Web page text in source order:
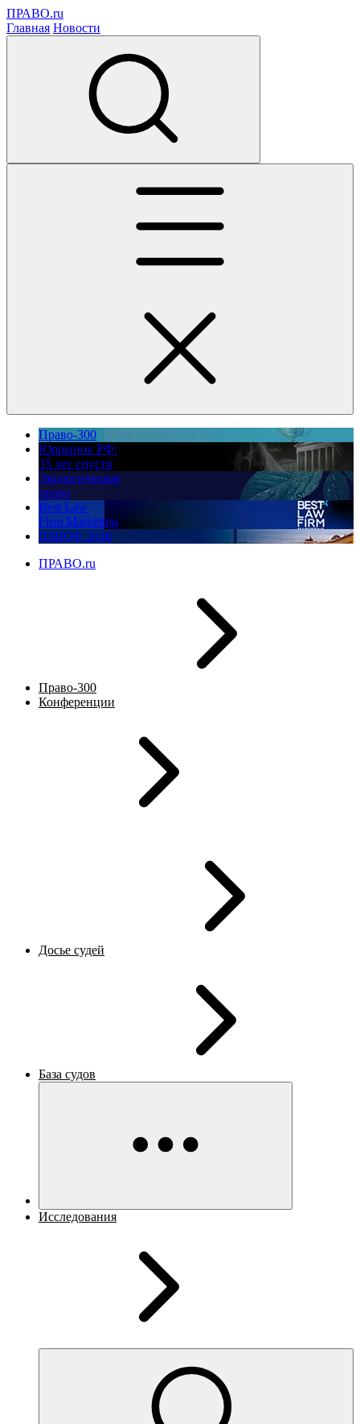
ПРАВО.ru
Главная Новости
Право-300
Юррынок РФ:
35 лет спустя
Экологическое
право
Best Law
Firm Marketing
ПМЮФ 2026
ПРАВО.ru
Право-300
Конференции
Досье судей
База судов
Исследования